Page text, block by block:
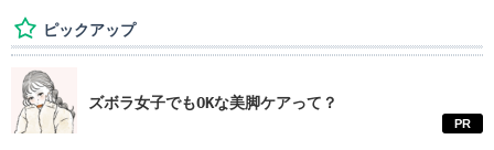
ピックアップ
ズボラ女子でもOKな美脚ケアって？
PR